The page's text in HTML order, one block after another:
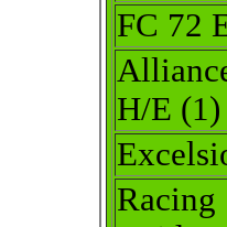
FC 72
H/E (1)
Racing